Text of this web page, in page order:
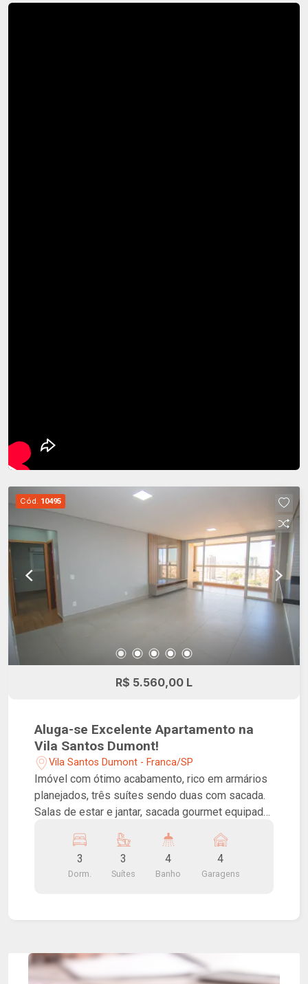
Cód. 10495
R$ 5.560,00 L
Aluga-se Excelente Apartamento na
Vila Santos Dumont!
Vila Santos Dumont - Franca/SP
Imóvel com ótimo acabamento, rico em armários
planejados, três suítes sendo duas com sacada.
Salas de estar e jantar, sacada gourmet equipada
quatro vagas de garagem. Prédio com portaria
24h, elevador social, monitoramento por câmeras
de segurança e elevador de serviço. Já para seu
3
Dorm.
3
Suítes
4
Banho
4
Garagens